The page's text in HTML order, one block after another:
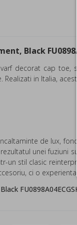
Black
decorat cap toe,
Realizati in Italia,
de lux,
unei fuziuni
un stil clasic
ci o